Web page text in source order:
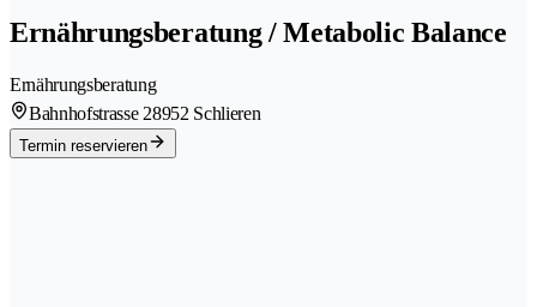
Ernährungsberatung / Metabolic Balance
Ernährungsberatung
Bahnhofstrasse 28952 Schlieren
Termin reservieren